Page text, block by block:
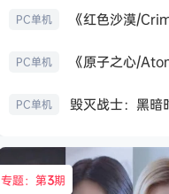
PC单机 《红色沙漠/
PC单机 《原子之心/
PC单机
专题：第3期